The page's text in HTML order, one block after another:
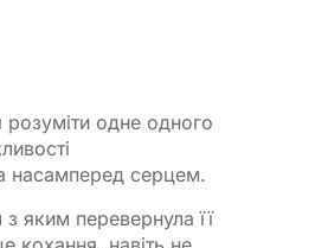
розуміти одне одного
насамперед серцем.
яким перевернула її